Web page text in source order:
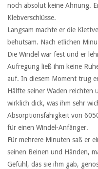
noch absolut keine Ahnung.
Klebverschlüsse.
Langsam machte er die
behutsam. Nach etlichen
Die Windel war fest und er
Aufregung ließ ihm keine
auf. In diesem Moment trug
Hälfte seiner Waden reichten
wirklich dick, was ihm sehr
Absorptionsfähigkeit von
für einen Windel-Anfänger.
Für mehrere Minuten saß er
seinen Beinen und Händen,
Gefühl, das sie ihm gab,